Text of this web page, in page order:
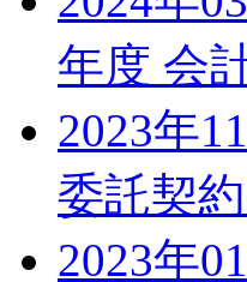
年度 会
2023年
委託契
2023年